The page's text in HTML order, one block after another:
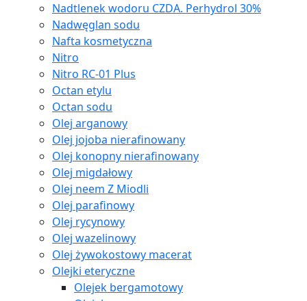
Nadtlenek wodoru CZDA. Perhydrol 30%
Nadwęglan sodu
Nafta kosmetyczna
Nitro
Nitro RC-01 Plus
Octan etylu
Octan sodu
Olej arganowy
Olej jojoba nierafinowany
Olej konopny nierafinowany
Olej migdałowy
Olej neem Z Miodli
Olej parafinowy
Olej rycynowy
Olej wazelinowy
Olej żywokostowy macerat
Olejki eteryczne
Olejek bergamotowy